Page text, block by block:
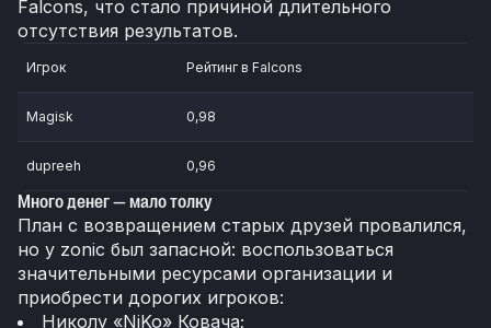
Falcons, что стало причиной длительного
отсутствия результатов.
Игрок Рейтинг в Falcons
Magisk 0,98
dupreeh 0,96
Много денег — мало толку
План с возвращением старых друзей провалился,
но у zonic был запасной: воспользоваться
значительными ресурсами организации и
приобрести дорогих игроков:
Николу «NiKo» Ковача;